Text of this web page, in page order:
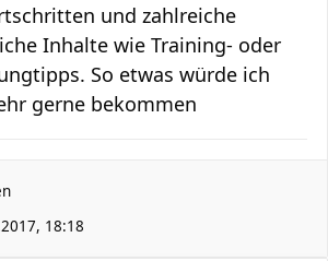
und zahlreiche
Inhalte wie Training- oder
So etwas würde ich
gerne bekommen
18:18